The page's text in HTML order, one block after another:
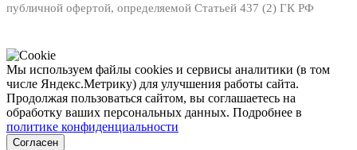
публичной офертой, определяемой Статьей 437 (2) ГК РФ
Мы используем файлы cookies и сервисы аналитики (в том
числе Яндекс.Метрику) для улучшения работы сайта.
Продолжая пользоваться сайтом, вы соглашаетесь на
обработку ваших персональных данных. Подробнее в
политике конфиденциальности
Согласен